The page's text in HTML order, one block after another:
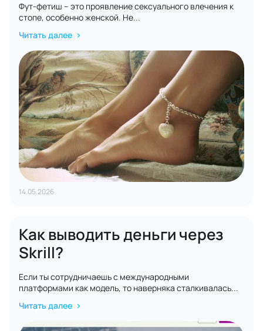
Фут-фетиш – это проявление сексуального влечения к
стопе, особенно женской. Не...
Читать далее
14.05.2026
Как выводить деньги через
Skrill?
Если ты сотрудничаешь с международными
платформами как модель, то наверняка сталкивалась...
Читать далее